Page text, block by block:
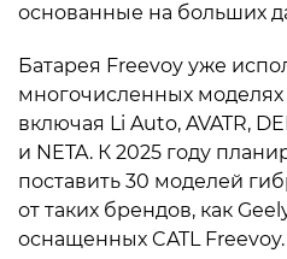
основанные на больших
Батарея Freevoy уже
многочисленных
включая Li Auto, AVATR,
и NETA. К 2025 году
поставить 30 моделей
от таких брендов, как
оснащенных CATL Freevoy.